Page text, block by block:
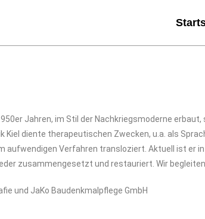
Jahren, im Stil der Nachkriegsmoderne
Kiel diente therapeutischen Zwecken, u.a. als
aufwendigen Verfahren transloziert. Aktuell ist er
zusammengesetzt und restauriert. Wir
und JaKo Baudenkmalpflege GmbH